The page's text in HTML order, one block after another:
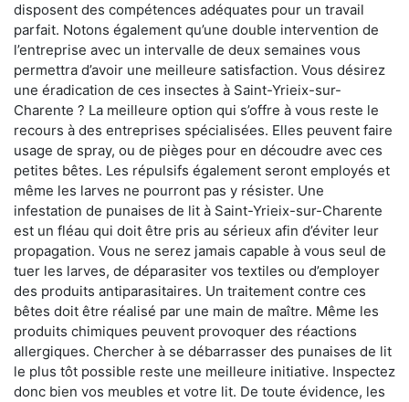
disposent des compétences adéquates pour un travail
parfait. Notons également qu’une double intervention de
l’entreprise avec un intervalle de deux semaines vous
permettra d’avoir une meilleure satisfaction. Vous désirez
une éradication de ces insectes à Saint-Yrieix-sur-
Charente ? La meilleure option qui s’offre à vous reste le
recours à des entreprises spécialisées. Elles peuvent faire
usage de spray, ou de pièges pour en découdre avec ces
petites bêtes. Les répulsifs également seront employés et
même les larves ne pourront pas y résister. Une
infestation de punaises de lit à Saint-Yrieix-sur-Charente
est un fléau qui doit être pris au sérieux afin d’éviter leur
propagation. Vous ne serez jamais capable à vous seul de
tuer les larves, de déparasiter vos textiles ou d’employer
des produits antiparasitaires. Un traitement contre ces
bêtes doit être réalisé par une main de maître. Même les
produits chimiques peuvent provoquer des réactions
allergiques. Chercher à se débarrasser des punaises de lit
le plus tôt possible reste une meilleure initiative. Inspectez
donc bien vos meubles et votre lit. De toute évidence, les